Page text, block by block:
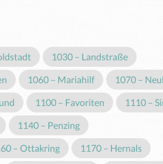
1030 – Landstraße
1060 – Mariahilf 1070 –
1100 – Favoriten 1110 –
1140 – Penzing
– Ottakring 1170 – Hernals